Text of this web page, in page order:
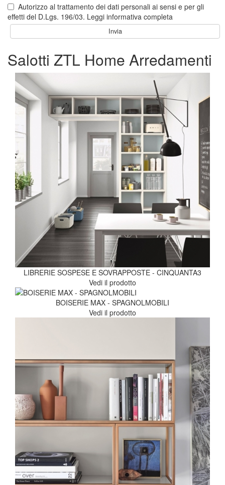
Autorizzo al trattamento dei dati personali ai sensi e per gli
effetti del D.Lgs. 196/03. Leggi informativa completa
Salotti ZTL Home Arredamenti
LIBRERIE SOSPESE E SOVRAPPOSTE - CINQUANTA3
Vedi il prodotto
BOISERIE MAX - SPAGNOLMOBILI
Vedi il prodotto